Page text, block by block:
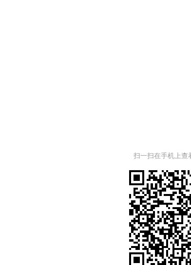
扫一扫在手机上查